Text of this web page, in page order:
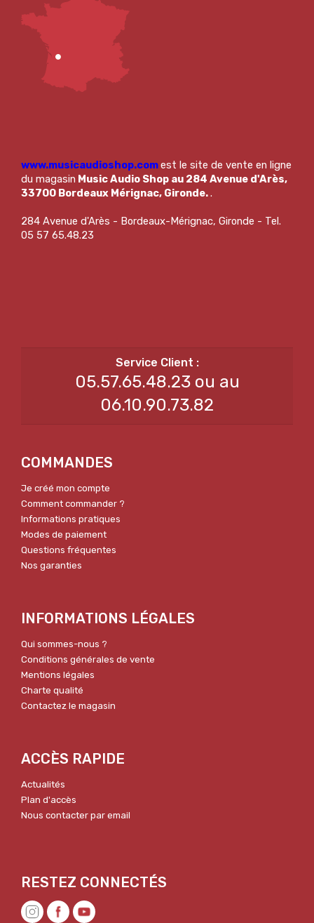
www.musicaudioshop.comest le site de vente en ligne
du magasin Music Audio Shop au 284 Avenue d'Arès,
33700 Bordeaux Mérignac, Gironde..
284 Avenue d'Arès - Bordeaux-Mérignac, Gironde - Tel.
05 57 65.48.23
05.57.65.48.23 ou au
06.10.90.73.82
COMMANDES
Je créé mon compte
Comment commander ?
Informations pratiques
Modes de paiement
Questions fréquentes
Nos garanties
INFORMATIONS LÉGALES
Qui sommes-nous ?
Conditions générales de vente
Mentions légales
Charte qualité
Contactez le magasin
ACCÈS RAPIDE
Actualités
Plan d'accès
Nous contacter par email